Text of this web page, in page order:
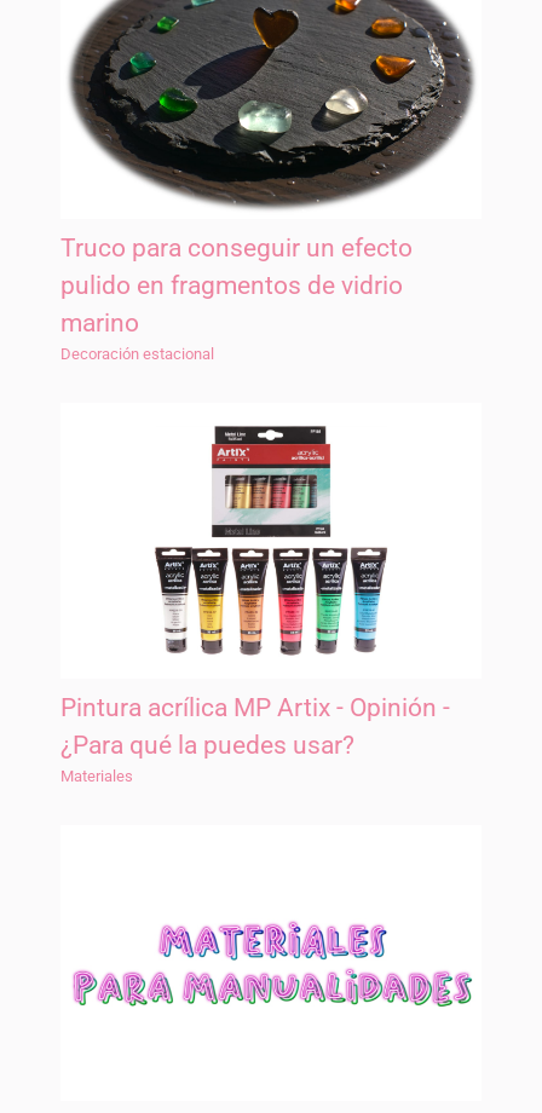
Truco para conseguir un efecto
pulido en fragmentos de vidrio
marino
Decoración estacional
Pintura acrílica MP Artix - Opinión -
¿Para qué la puedes usar?
Materiales